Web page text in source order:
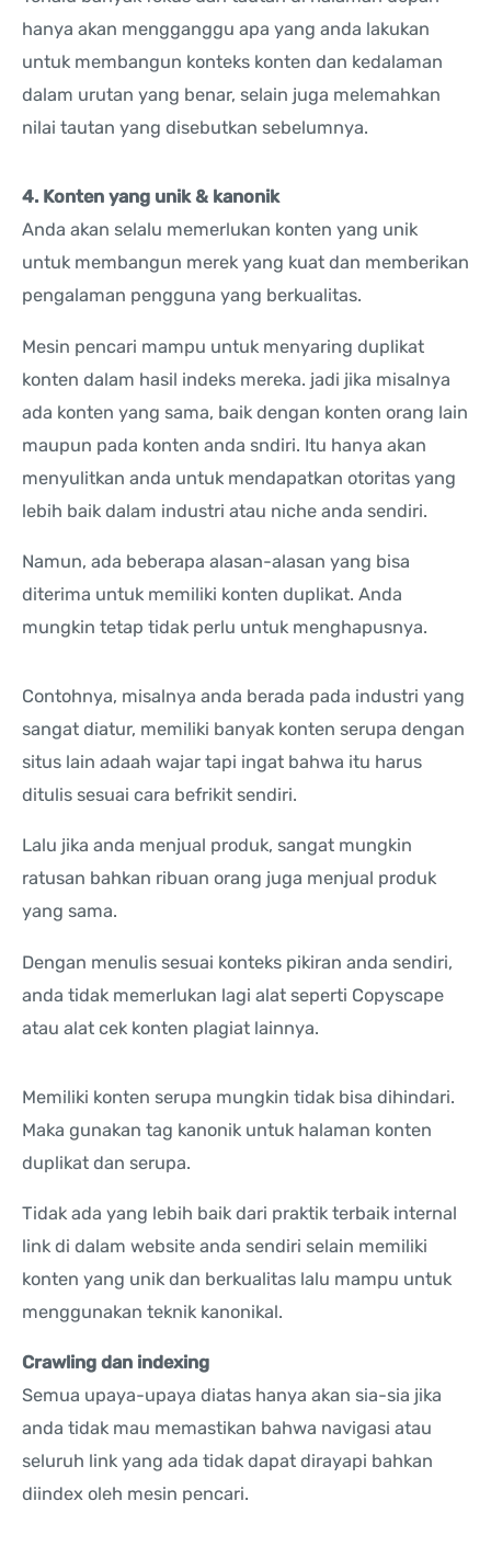
hanya akan mengganggu apa yang anda lakukan
untuk membangun konteks konten dan kedalaman
dalam urutan yang benar, selain juga melemahkan
nilai tautan yang disebutkan sebelumnya.
4. Konten yang unik & kanonik
Anda akan selalu memerlukan konten yang unik
untuk membangun merek yang kuat dan memberikan
pengalaman pengguna yang berkualitas.
Mesin pencari mampu untuk menyaring duplikat
konten dalam hasil indeks mereka. jadi jika misalnya
ada konten yang sama, baik dengan konten orang lain
maupun pada konten anda sndiri. Itu hanya akan
menyulitkan anda untuk mendapatkan otoritas yang
lebih baik dalam industri atau niche anda sendiri.
Namun, ada beberapa alasan-alasan yang bisa
diterima untuk memiliki konten duplikat. Anda
mungkin tetap tidak perlu untuk menghapusnya.
Contohnya, misalnya anda berada pada industri yang
sangat diatur, memiliki banyak konten serupa dengan
situs lain adaah wajar tapi ingat bahwa itu harus
ditulis sesuai cara befrikit sendiri.
Lalu jika anda menjual produk, sangat mungkin
ratusan bahkan ribuan orang juga menjual produk
yang sama.
Dengan menulis sesuai konteks pikiran anda sendiri,
anda tidak memerlukan lagi alat seperti Copyscape
atau alat cek konten plagiat lainnya.
Memiliki konten serupa mungkin tidak bisa dihindari.
Maka gunakan tag kanonik untuk halaman konten
duplikat dan serupa.
Tidak ada yang lebih baik dari praktik terbaik internal
link di dalam website anda sendiri selain memiliki
konten yang unik dan berkualitas lalu mampu untuk
menggunakan teknik kanonikal.
Crawling dan indexing
Semua upaya-upaya diatas hanya akan sia-sia jika
anda tidak mau memastikan bahwa navigasi atau
seluruh link yang ada tidak dapat dirayapi bahkan
diindex oleh mesin pencari.